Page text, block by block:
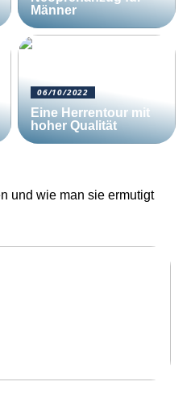
Männer
06/10/2022
Eine Herrentour mit
hoher Qualität
und wie man sie ermutigt